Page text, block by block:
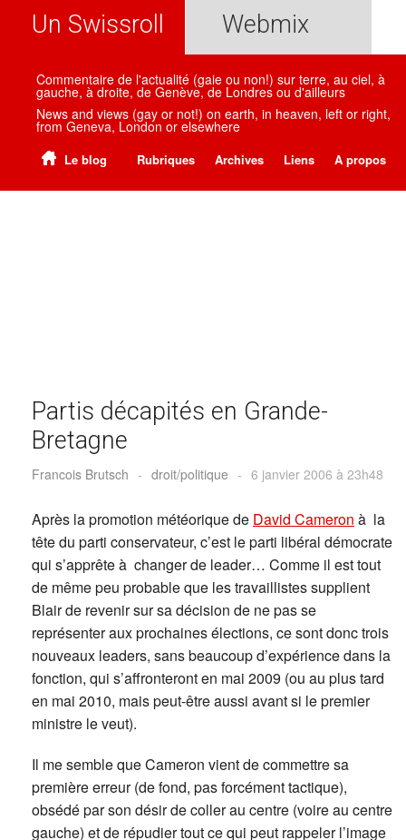
Un Swissroll Webmix
Commentaire de l'actualité (gaie ou non!) sur terre, au ciel, à
gauche, à droite, de Genève, de Londres ou d'ailleurs
News and views (gay or not!) on earth, in heaven, left or right,
from Geneva, London or elsewhere
Le blog Rubriques Archives Liens A propos
Partis décapités en Grande-
Bretagne
Francois Brutsch - droit/politique - 6 janvier 2006 à 23h48
Après la promotion météorique de David Cameron à la
tête du parti conservateur, c’est le parti libéral démocrate
qui s’apprête à changer de leader… Comme il est tout
de même peu probable que les travaillistes supplient
Blair de revenir sur sa décision de ne pas se
représenter aux prochaines élections, ce sont donc trois
nouveaux leaders, sans beaucoup d’expérience dans la
fonction, qui s’affronteront en mai 2009 (ou au plus tard
en mai 2010, mais peut-être aussi avant si le premier
ministre le veut).
Il me semble que Cameron vient de commettre sa
première erreur (de fond, pas forcément tactique),
obsédé par son désir de coller au centre (voire au centre
gauche) et de répudier tout ce qui peut rappeler l’image